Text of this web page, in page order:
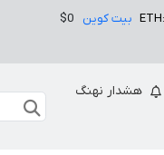
بیت کوین $0
هشدار نهنگ